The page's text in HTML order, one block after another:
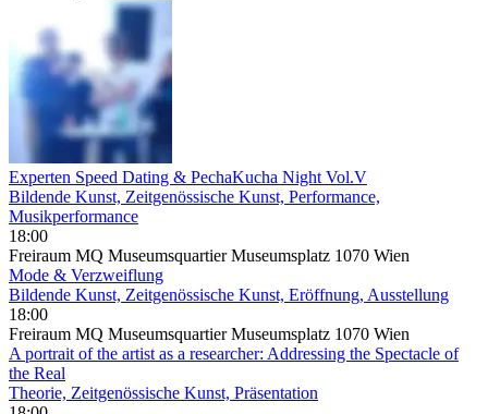
Experten Speed Dating & PechaKucha Night Vol.V
Bildende Kunst, Zeitgenössische Kunst, Performance,
Musikperformance
18:00
Freiraum MQ Museumsquartier Museumsplatz 1070 Wien
Mode & Verzweiflung
Bildende Kunst, Zeitgenössische Kunst, Eröffnung, Ausstellung
18:00
Freiraum MQ Museumsquartier Museumsplatz 1070 Wien
A portrait of the artist as a researcher: Addressing the Spectacle of
the Real
Theorie, Zeitgenössische Kunst, Präsentation